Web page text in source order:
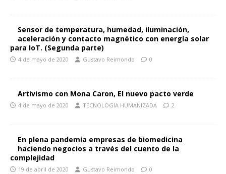
Sensor de temperatura, humedad, iluminación,
aceleración y contacto magnético con energía solar
para IoT. (Segunda parte)
4 de mayo de 2020 Gustavo Reimondo 0
Artivismo con Mona Caron, El nuevo pacto verde
4 de mayo de 2020 TECNOLOGIA HUMANIZADA 2
En plena pandemia empresas de biomedicina
haciendo negocios a través del cuento de la
complejidad
19 de abril de 2020 Gustavo Reimondo 0